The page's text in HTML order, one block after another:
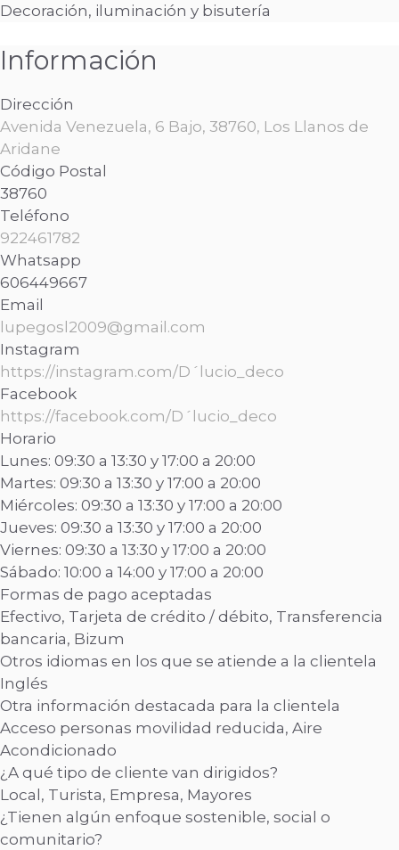
Decoración, iluminación y bisutería
Información
Dirección
Avenida Venezuela, 6 Bajo, 38760, Los Llanos de
Aridane
Código Postal
38760
Teléfono
922461782
Whatsapp
606449667
Email
lupegosl2009@gmail.com
Instagram
https://instagram.com/D´lucio_deco
Facebook
https://facebook.com/D´lucio_deco
Horario
Lunes: 09:30 a 13:30 y 17:00 a 20:00
Martes: 09:30 a 13:30 y 17:00 a 20:00
Miércoles: 09:30 a 13:30 y 17:00 a 20:00
Jueves: 09:30 a 13:30 y 17:00 a 20:00
Viernes: 09:30 a 13:30 y 17:00 a 20:00
Sábado: 10:00 a 14:00 y 17:00 a 20:00
Formas de pago aceptadas
Efectivo, Tarjeta de crédito / débito, Transferencia
bancaria, Bizum
Otros idiomas en los que se atiende a la clientela
Inglés
Otra información destacada para la clientela
Acceso personas movilidad reducida, Aire
Acondicionado
¿A qué tipo de cliente van dirigidos?
Local, Turista, Empresa, Mayores
¿Tienen algún enfoque sostenible, social o
comunitario?